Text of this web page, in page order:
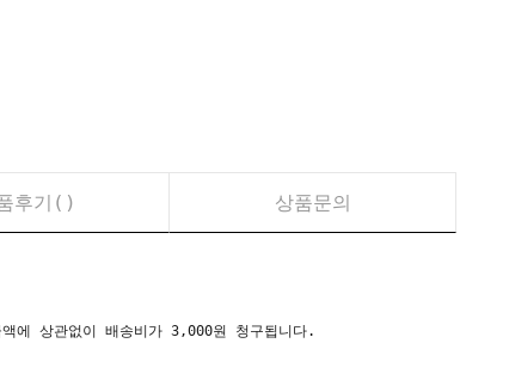
후기( ) 상품문의
상관없이 배송비가 3,000원 청구됩니다.